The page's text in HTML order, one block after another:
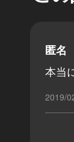
匿名
本当
2019/